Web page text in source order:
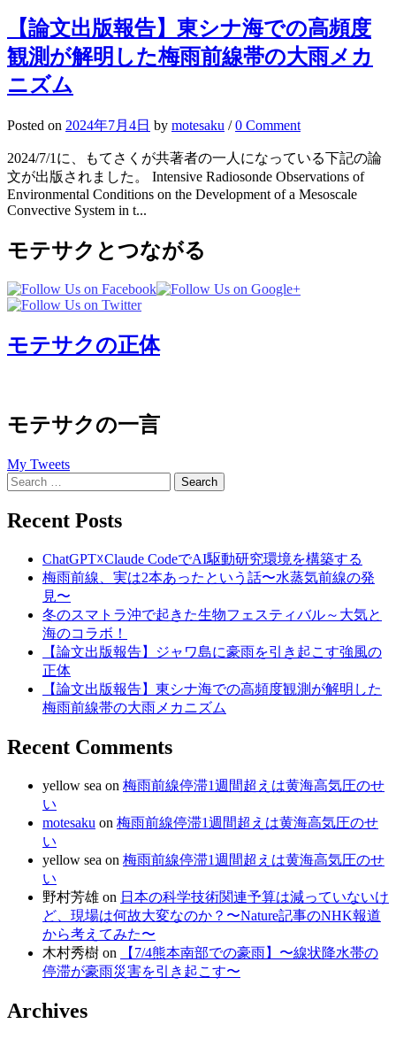
【論文出版報告】東シナ海での高頻度
観測が解明した梅雨前線帯の大雨メカ
ニズム
Posted on 2024年7月4日 by motesaku /0 Comment
2024/7/1に、もてさくが共著者の一人になっている下記の論
文が出版されました。 Intensive Radiosonde Observations of
Environmental Conditions on the Development of a Mesoscale
Convective System in t...
モテサクとつながる
モテサクの正体
モテサクの一言
My Tweets
Search
for:
Recent Posts
ChatGPT☓Claude CodeでAI駆動研究環境を構築する
梅雨前線、実は2本あったという話〜水蒸気前線の発
見〜
冬のスマトラ沖で起きた生物フェスティバル～大気と
海のコラボ！
【論文出版報告】ジャワ島に豪雨を引き起こす強風の
正体
【論文出版報告】東シナ海での高頻度観測が解明した
梅雨前線帯の大雨メカニズム
Recent Comments
yellow sea on 梅雨前線停滞1週間超えは黄海高気圧のせ
い
motesaku on 梅雨前線停滞1週間超えは黄海高気圧のせ
い
yellow sea on 梅雨前線停滞1週間超えは黄海高気圧のせ
い
野村芳雄 on 日本の科学技術関連予算は減っていないけ
ど、現場は何故大変なのか？〜Nature記事のNHK報道
から考えてみた〜
木村秀樹 on
【7/4熊本南部での豪雨】〜線状降水帯の
停滞が豪雨災害を引き起こす〜
Archives